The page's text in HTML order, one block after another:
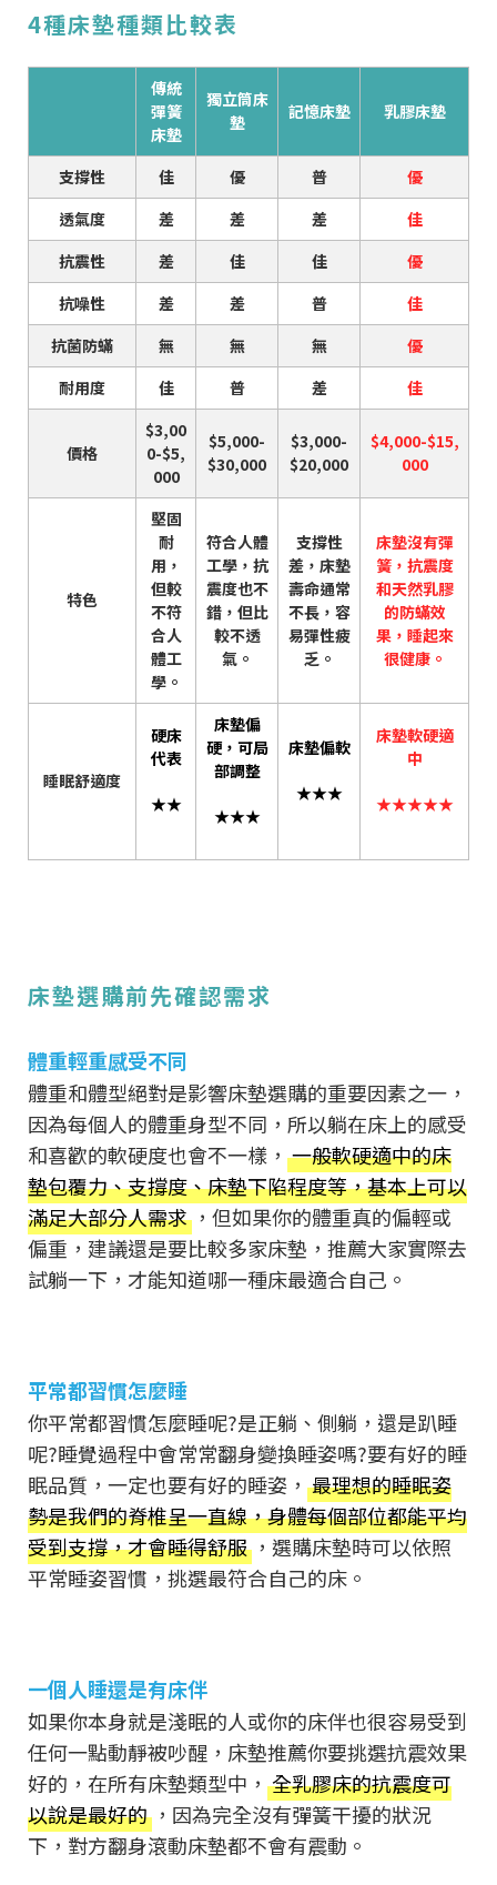
4種床墊種類比較表
傳統
彈簧
床墊
獨立筒床
墊
記憶床墊 乳膠床墊
支撐性 佳 優 普
優
透氣度
差 差 差
佳
抗震性
差 佳 佳
優
抗噪性
差 差 普
佳
抗菌防蟎
無 無 無
優
耐用度
佳 普 差 佳
價格
$3,00
0-$5,
000
$5,000-
$30,000
$3,000-
$20,000
$4,000-$15,
000
特色
堅固
耐
用，
但較
不符
合人
體工
學。
符合人體
工學，抗
震度也不
錯，但比
較不透
氣。
支撐性
差，床墊
壽命通常
不長，容
易彈性疲
乏。
床墊沒有彈
簧，抗震度
和天然乳膠
的防蟎效
果，睡起來
很健康。
睡眠舒適度
硬床
代表
★★
床墊偏
硬，可局
部調整
★★★
床墊偏軟
★★★
床墊軟硬適
中
★★★★★
床墊選購前先確認需求
體重輕重感受不同
體重和體型絕對是影響床墊選購的重要因素之一，
因為每個人的體重身型不同，所以躺在床上的感受
和喜歡的軟硬度也會不一樣， 一般軟硬適中的床
墊包覆力、支撐度、床墊下陷程度等，基本上可以
滿足大部分人需求，但如果你的體重真的偏輕或
偏重，建議還是要比較多家床墊，推薦大家實際去
試躺一下，才能知道哪一種床最適合自己。
平常都習慣怎麼睡
你平常都習慣怎麼睡呢?是正躺、側躺，還是趴睡
呢?睡覺過程中會常常翻身變換睡姿嗎?要有好的睡
眠品質，一定也要有好的睡姿， 最理想的睡眠姿
勢是我們的脊椎呈一直線，身體每個部位都能平均
受到支撐，才會睡得舒服，選購床墊時可以依照
平常睡姿習慣，挑選最符合自己的床。
一個人睡還是有床伴
如果你本身就是淺眠的人或你的床伴也很容易受到
任何一點動靜被吵醒，床墊推薦你要挑選抗震效果
好的，在所有床墊類型中， 全乳膠床的抗震度可
以說是最好的，因為完全沒有彈簧干擾的狀況
下，對方翻身滾動床墊都不會有震動。